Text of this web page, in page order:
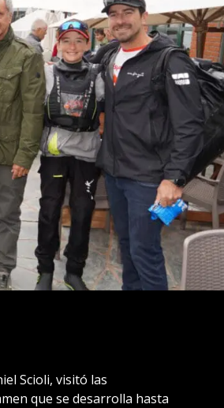
Scioli, visitó las
que se desarrolla hasta